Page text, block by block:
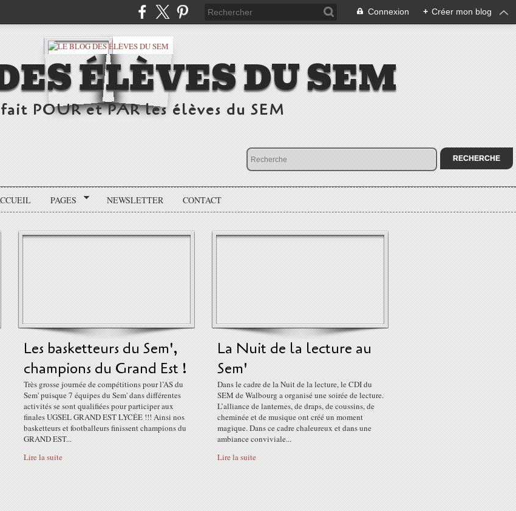
Connexion + Créer mon blog
ÉLÈVES DU SEM
POUR et PAR les élèves du SEM
PAGES NEWSLETTER CONTACT
Les basketteurs du Sem',
champions du Grand Est !
Très grosse journée de compétitions pour l’AS du
Sem' puisque 7 équipes du Sem' dans différentes
activités se sont qualifiées pour participer aux
finales UGSEL GRAND EST LYCÉE !!! Ainsi nos
basketteurs et footballeurs finissent champions du
GRAND EST...
Lire la suite
La Nuit de la lecture au
Sem'
Dans le cadre de la Nuit de la lecture, le CDI du
SEM de Walbourg a organisé une soirée de lecture.
L’alliance de lanternes, de draps, de coussins, de
cheminée et de musique ont créé un moment
magique. Dans ce cadre chaleureux et dans une
ambiance conviviale...
Lire la suite